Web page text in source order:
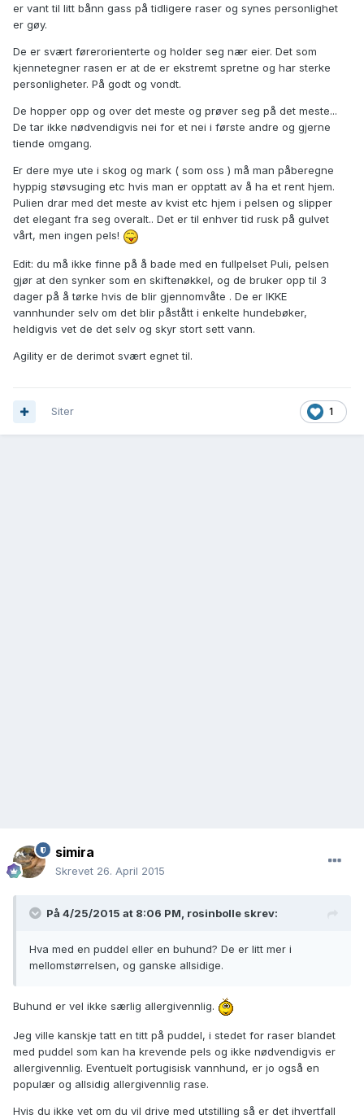
er vant til litt bånn gass på tidligere raser og synes personlighet
er gøy.
De er svært førerorienterte og holder seg nær eier. Det som
kjennetegner rasen er at de er ekstremt spretne og har sterke
personligheter. På godt og vondt.
De hopper opp og over det meste og prøver seg på det meste...
De tar ikke nødvendigvis nei for et nei i første andre og gjerne
tiende omgang.
Er dere mye ute i skog og mark ( som oss ) må man påberegne
hyppig støvsuging etc hvis man er opptatt av å ha et rent hjem.
Pulien drar med det meste av kvist etc hjem i pelsen og slipper
det elegant fra seg overalt.. Det er til enhver tid rusk på gulvet
vårt, men ingen pels!
Edit: du må ikke finne på å bade med en fullpelset Puli, pelsen
gjør at den synker som en skiftenøkkel, og de bruker opp til 3
dager på å tørke hvis de blir gjennomvåte . De er IKKE
vannhunder selv om det blir påstått i enkelte hundebøker,
heldigvis vet de det selv og skyr stort sett vann.
Agility er de derimot svært egnet til.
1
Siter
simira
Skrevet 26. April 2015
På 4/25/2015 at 8:06 PM, rosinbolle skrev:
Hva med en puddel eller en buhund? De er litt mer i
mellomstørrelsen, og ganske allsidige.
Buhund er vel ikke særlig allergivennlig.
Jeg ville kanskje tatt en titt på puddel, i stedet for raser blandet
med puddel som kan ha krevende pels og ikke nødvendigvis er
allergivennlig. Eventuelt portugisisk vannhund, er jo også en
populær og allsidig allergivennlig rase.
Hvis du ikke vet om du vil drive med utstilling så er det ihvertfall